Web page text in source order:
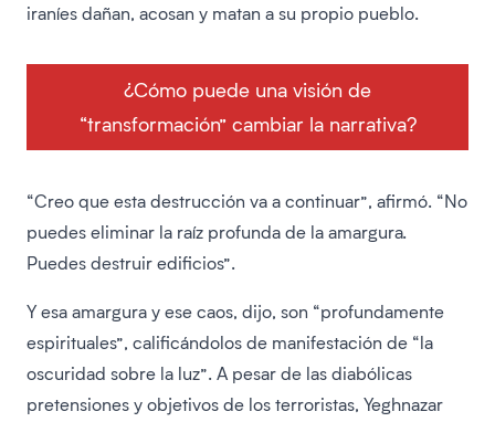
iraníes dañan, acosan y matan a su propio pueblo.
¿Cómo puede una visión de
“transformación” cambiar la narrativa?
“Creo que esta destrucción va a continuar”, afirmó. “No
puedes eliminar la raíz profunda de la amargura.
Puedes destruir edificios”.
Y esa amargura y ese caos, dijo, son “profundamente
espirituales”, calificándolos de manifestación de “la
oscuridad sobre la luz”. A pesar de las diabólicas
pretensiones y objetivos de los terroristas, Yeghnazar